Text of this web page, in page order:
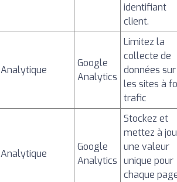
identifiant
client.
Analytique
Google
Analytics
Limitez la
collecte de
données sur
les sites à
trafic
Analytique
Google
Analytics
Stockez et
mettez à
une valeur
unique pour
chaque